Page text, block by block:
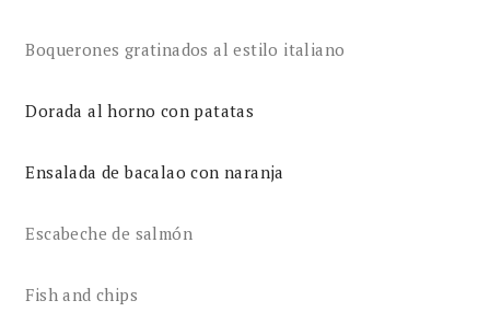
Boquerones gratinados al estilo italiano
Dorada al horno con patatas
Ensalada de bacalao con naranja
Escabeche de salmón
Fish and chips